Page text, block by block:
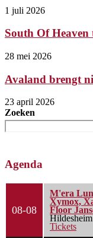
1 juli 2026
South Of
28 mei 2026
Avaland brengt
23 april 2026
Zoeken
Agenda
08-08
M'era
Xymox,
Floor
Hildesheim
Tickets